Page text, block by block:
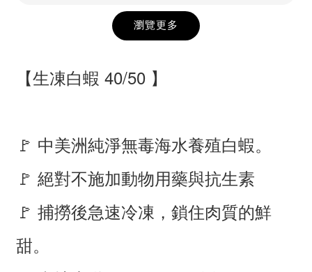
瀏覽更多
【生凍白蝦 40/50 】
🚩 中美洲純淨無毒海水養殖白蝦。
🚩 絕對不施加動物用藥與抗生素
🚩 捕撈後急速冷凍，鎖住肉質的鮮
甜。